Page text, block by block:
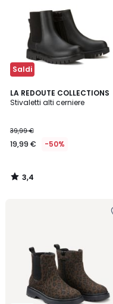
Saldi
LA REDOUTE COLLECTIONS
Stivaletti alti cerniere
39,99 €
19,99 € -50%
3,4
/ 5
3,4
/